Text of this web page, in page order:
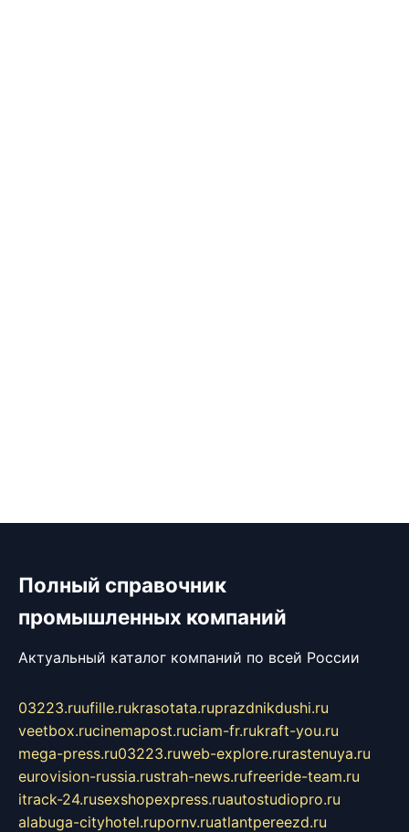
Полный справочник
промышленных компаний
Актуальный каталог компаний по всей России
03223.ruufille.rukrasotata.ruprazdnikdushi.ru
veetbox.rucinemapost.ruciam-fr.rukraft-you.ru
mega-press.ru03223.ruweb-explore.rurastenuya.ru
eurovision-russia.rustrah-news.rufreeride-team.ru
itrack-24.rusexshopexpress.ruautostudiopro.ru
alabuga-cityhotel.rupornv.ruatlantpereezd.ru